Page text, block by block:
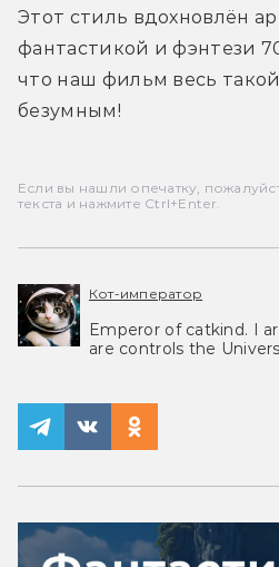
Этот стиль вдохновлён
фантастикой и фэнтези
что наш фильм весь
безумным!
Если вы нашли опечатку,
текста и нажмите Ctrl+Enter.
Кот-император
Emperor of catkind. I
are controls the